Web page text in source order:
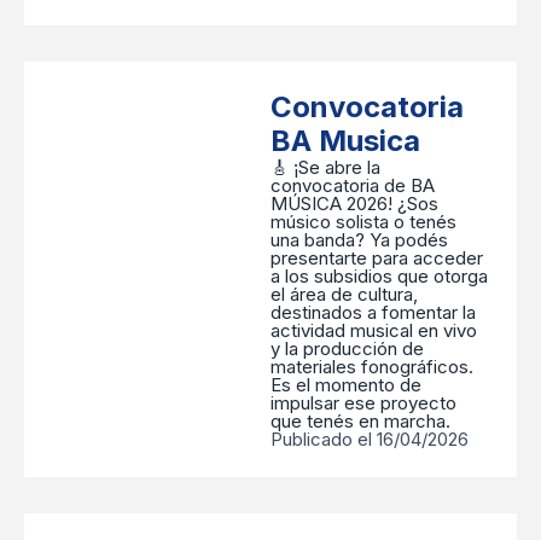
Convocatoria
BA Musica
🎸 ¡Se abre la
convocatoria de BA
MÚSICA 2026! ¿Sos
músico solista o tenés
una banda? Ya podés
presentarte para acceder
a los subsidios que otorga
el área de cultura,
destinados a fomentar la
actividad musical en vivo
y la producción de
materiales fonográficos.
Es el momento de
impulsar ese proyecto
que tenés en marcha.
Publicado el 16/04/2026